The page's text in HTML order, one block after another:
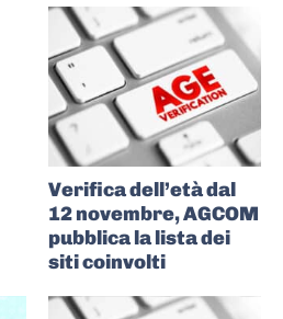
Verifica dell’età dal
12 novembre, AGCOM
pubblica la lista dei
siti coinvolti